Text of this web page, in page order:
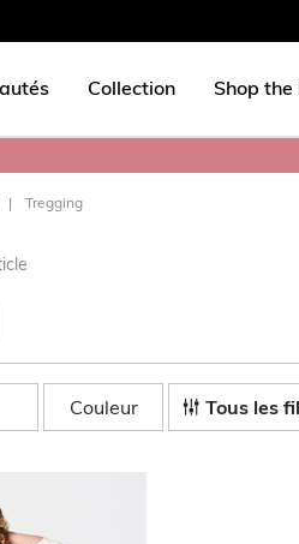
Collection Shop the
Tregging
Couleur Tous les